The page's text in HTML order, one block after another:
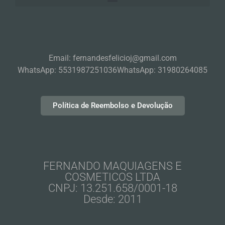
Email: fernandesfelicioj@gmail.com
WhatsApp: 5531987251036WhatsApp: 31980264085
Política de Reembolso e Devolução
FERNANDO MAQUIAGENS E
COSMETICOS LTDA
CNPJ: 13.251.658/0001-18
Desde: 2011